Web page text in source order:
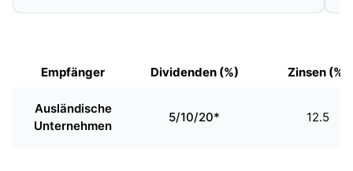
Empfänger Dividenden (%) Zinsen (%)
Ausländische
Unternehmen
5/10/20* 12.5